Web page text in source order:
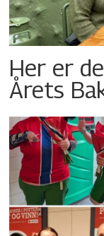
Her er
Årets